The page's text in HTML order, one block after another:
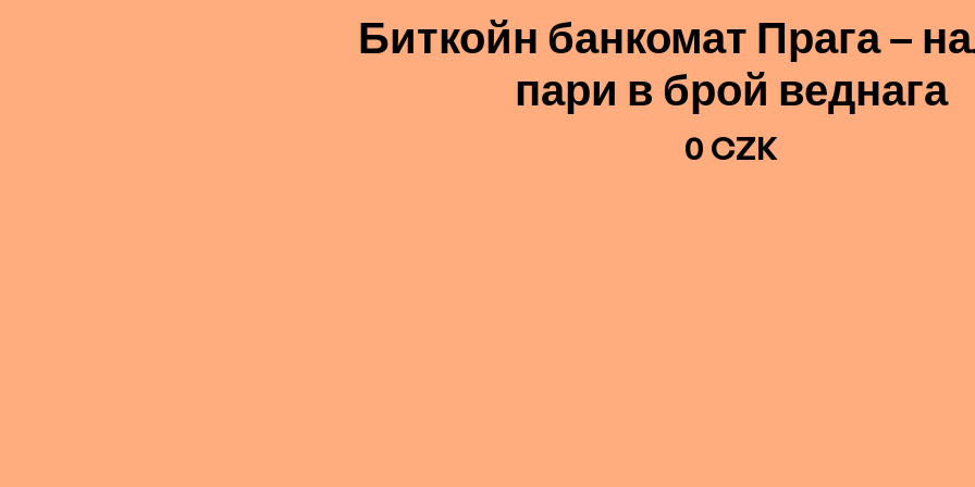
Биткойн банкомат Прага –
пари в брой веднага
0 CZK